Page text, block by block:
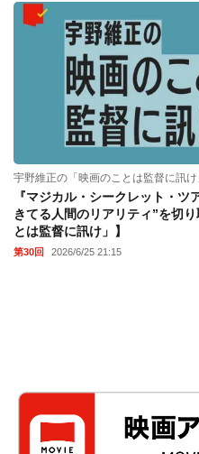
宇野維正の「映画のことは監督に訊け
『マジカル・シークレット・
きてる人間のリアリティ”を切
とは監督に訊け」】
第30回 2026/6/25 21:15